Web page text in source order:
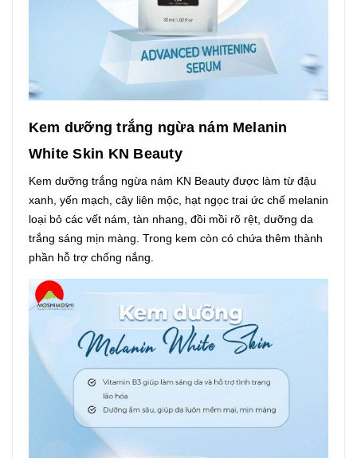
Kem dưỡng trắng ngừa nám Melanin
White Skin KN Beauty
Kem dưỡng trắng ngừa nám KN Beauty được làm từ đậu
xanh, yến mạch, cây liên mộc, hạt ngọc trai ức chế melanin
loại bỏ các vết nám, tàn nhang, đồi mồi rõ rệt, dưỡng da
trắng sáng mịn màng. Trong kem còn có chứa thêm thành
phần hỗ trợ chống nắng.